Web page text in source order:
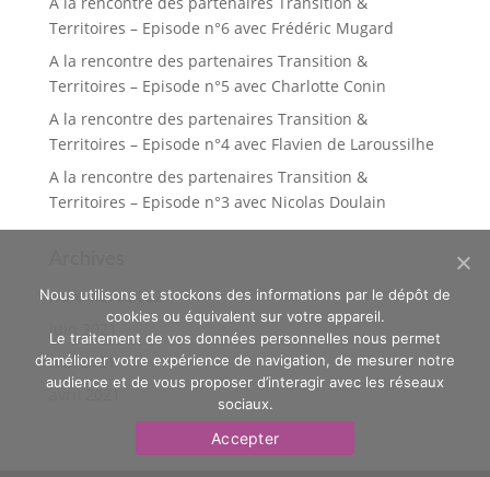
Territoires – Episode n°6 avec Frédéric Mugard
A la rencontre des partenaires Transition &
Territoires – Episode n°5 avec Charlotte Conin
A la rencontre des partenaires Transition &
Territoires – Episode n°4 avec Flavien de Laroussilhe
A la rencontre des partenaires Transition &
Territoires – Episode n°3 avec Nicolas Doulain
novembre 2022
juin 2021
mai 2021
avril 2021
Nous utilisons et stockons des informations par le dépôt de
cookies ou équivalent sur votre appareil.
Le traitement de vos données personnelles nous permet
d’améliorer votre expérience de navigation, de mesurer notre
audience et de vous proposer d’interagir avec les réseaux
sociaux.
Accepter